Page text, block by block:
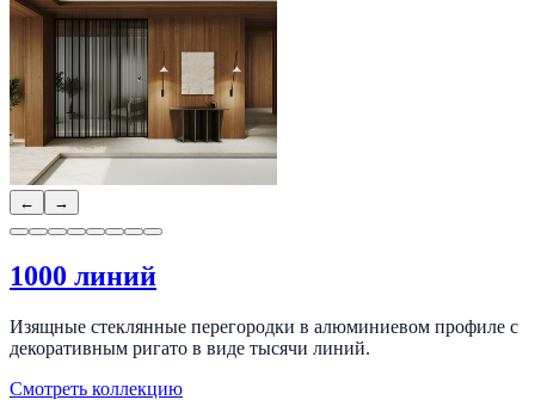
← →
1000 линий
Изящные стеклянные перегородки в алюминиевом профиле с
декоративным ригато в виде тысячи линий.
Смотреть коллекцию